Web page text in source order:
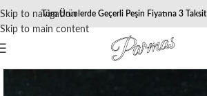
Skip to navigation
Skip to main content
Tüm Ürünlerde Geçerli Peşin Fiyatına 3 Taksit